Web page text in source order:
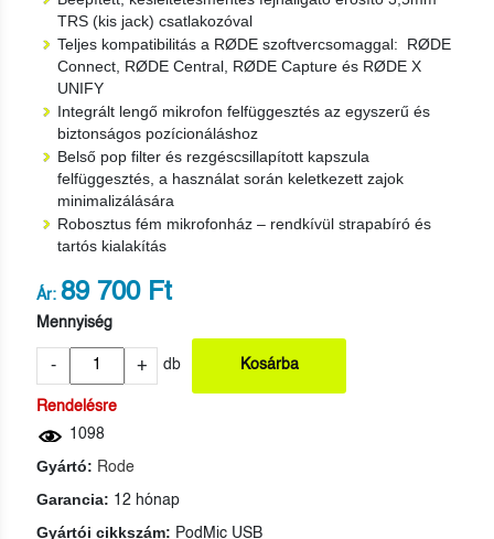
TRS (kis jack) csatlakozóval
Teljes kompatibilitás a RØDE szoftvercsomaggal: RØDE
Connect, RØDE Central, RØDE Capture és RØDE X
UNIFY
Integrált lengő mikrofon felfüggesztés az egyszerű és
biztonságos pozícionáláshoz
Belső pop filter és rezgéscsillapított kapszula
felfüggesztés, a használat során keletkezett zajok
minimalizálására
Robosztus fém mikrofonház – rendkívül strapabíró és
tartós kialakítás
Ár: 89 700 Ft
Mennyiség
- + db Kosárba
Rendelésre
1098
Gyártó: Rode
Garancia: 12 hónap
Gyártói cikkszám: PodMic USB